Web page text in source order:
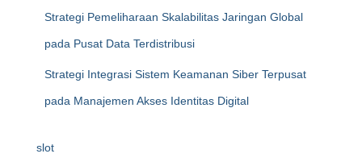
Strategi Pemeliharaan Skalabilitas Jaringan Global
pada Pusat Data Terdistribusi
Strategi Integrasi Sistem Keamanan Siber Terpusat
pada Manajemen Akses Identitas Digital
slot